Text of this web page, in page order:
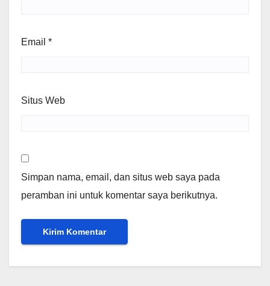
Email *
Situs Web
Simpan nama, email, dan situs web saya pada
peramban ini untuk komentar saya berikutnya.